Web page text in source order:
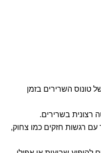
טונוס השרירים בזמן
רצונית בשרירים.
רגשות חזקים כמו צחוק,